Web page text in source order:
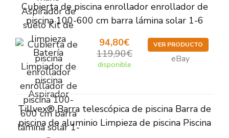
Cubierta de piscina enrollador enrollador de
piscina 100-600 cm barra lámina solar 1-6
94,80€
119,90€
disponible
VER PRODUCTO
eBay
Tillvex® Barra telescópica de piscina Barra de
piscina de aluminio Limpieza de piscina Piscina